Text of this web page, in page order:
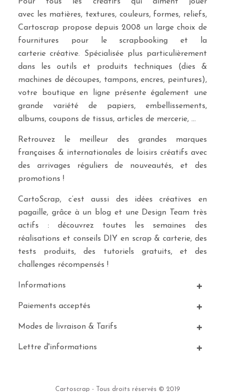
avec les matières, textures, couleurs, formes, reliefs,
Cartoscrap propose depuis 2008 un large choix de
fournitures pour le scrapbooking et la
carterie créative. Spécialisée plus particulièrement
dans les outils et produits techniques (dies &
machines de découpes, tampons, encres, peintures),
votre boutique en ligne présente également une
grande variété de papiers, embellissements,
albums, coupons de tissus, articles de mercerie, …
Retrouvez le meilleur des grandes marques
françaises & internationales de loisirs créatifs avec
des arrivages réguliers de nouveautés, et des
promotions !
CartoScrap, c’est aussi des idées créatives en
pagaille, grâce à un blog et une Design Team très
actifs : découvrez toutes les semaines des
réalisations et conseils DIY en scrap & carterie, des
tests produits, des tutoriels gratuits, et des
challenges récompensés !
Informations
Paiements acceptés
Modes de livraison & Tarifs
Lettre d'informations
Cartoscrap - Tous droits réservés © 2019